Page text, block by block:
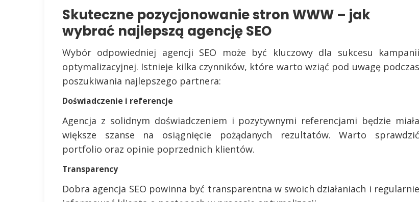
Skuteczne pozycjonowanie stron WWW – jak
wybrać najlepszą agencję SEO
Wybór odpowiedniej agencji SEO może być kluczowy dla sukcesu kampanii
optymalizacyjnej. Istnieje kilka czynników, które warto wziąć pod uwagę podczas
poszukiwania najlepszego partnera:
Doświadczenie i referencje
Agencja z solidnym doświadczeniem i pozytywnymi referencjami będzie miała
większe szanse na osiągnięcie pożądanych rezultatów. Warto sprawdzić
portfolio oraz opinie poprzednich klientów.
Transparency
Dobra agencja SEO powinna być transparentna w swoich działaniach i regularnie